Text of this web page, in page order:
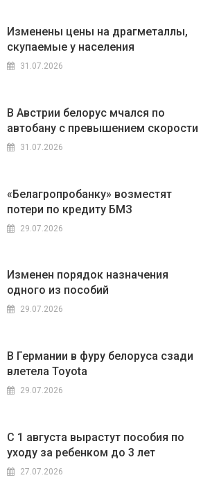
Изменены цены на драгметаллы,
скупаемые у населения
31.07.2026
В Австрии белорус мчался по
автобану с превышением скорости
31.07.2026
«Белагропробанку» возместят
потери по кредиту БМЗ
29.07.2026
Изменен порядок назначения
одного из пособий
29.07.2026
В Германии в фуру белоруса сзади
влетела Toyota
29.07.2026
С 1 августа вырастут пособия по
уходу за ребенком до 3 лет
27.07.2026